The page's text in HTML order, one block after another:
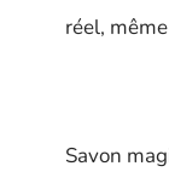
réel,
Savon